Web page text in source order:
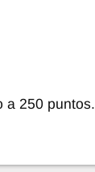
a 250 puntos.